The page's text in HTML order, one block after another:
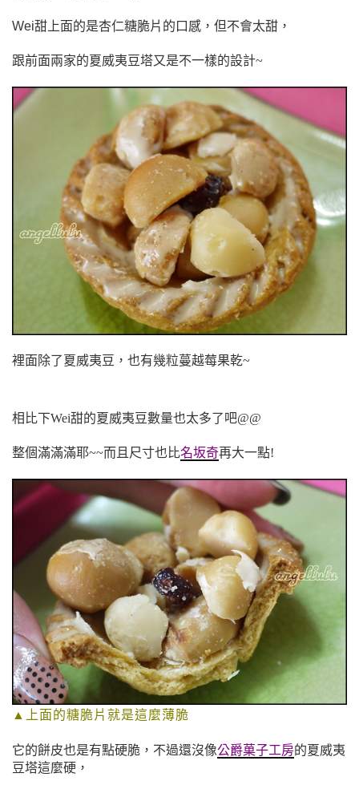
Wei甜上面的是杏仁糖脆片的口感， 但不會太甜，
跟前面兩家的夏威夷豆塔又是不一樣的設計~
裡面除了夏威夷豆，也有幾粒蔓越莓果乾~
相比下Wei甜的夏威夷豆數量也太多了吧@@
整個滿滿滿耶~~而且尺寸也比名坂奇再大一點!
▲上面的糖脆片就是這麼薄脆
它的餅皮也是有點硬脆，不過還沒像公爵菓子工房的夏威夷
豆塔這麼硬，